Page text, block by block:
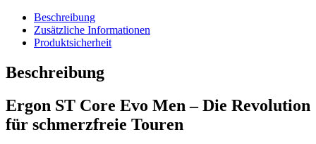
Sattel
Menge
Beschreibung
Zusätzliche Informationen
Produktsicherheit
Beschreibung
Ergon ST Core Evo Men – Die Revolution
für schmerzfreie Touren